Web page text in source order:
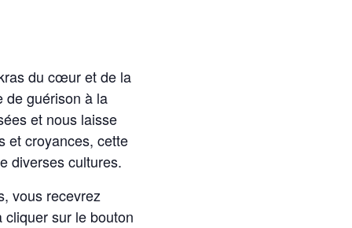
du cœur et de la
de guérison à la
et nous laisse
et croyances, cette
diverses cultures.
vous recevrez
sur le bouton